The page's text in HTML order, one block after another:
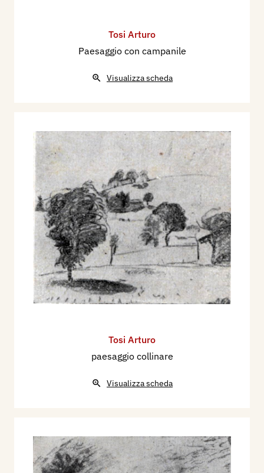
Tosi Arturo
Paesaggio con campanile
Visualizza scheda
Tosi Arturo
paesaggio collinare
Visualizza scheda